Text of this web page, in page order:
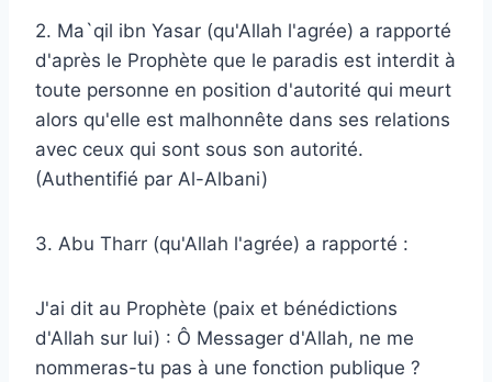
2. Ma`qil ibn Yasar (qu'Allah l'agrée) a rapporté
d'après le Prophète que le paradis est interdit à
toute personne en position d'autorité qui meurt
alors qu'elle est malhonnête dans ses relations
avec ceux qui sont sous son autorité.
(Authentifié par Al-Albani)
3. Abu Tharr (qu'Allah l'agrée) a rapporté :
J'ai dit au Prophète (paix et bénédictions
d'Allah sur lui) : Ô Messager d'Allah, ne me
nommeras-tu pas à une fonction publique ?